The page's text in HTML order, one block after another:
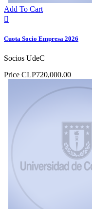
Add To Cart

Cuota Socio Empresa 2026
Socios UdeC
Price CLP720,000.00